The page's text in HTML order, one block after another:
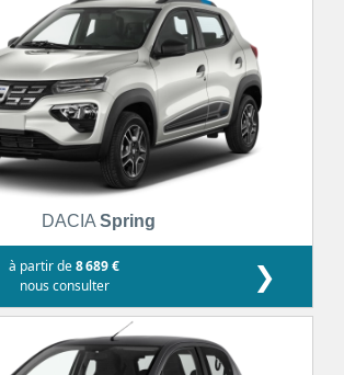
DACIA Spring
à partir de8 689 €
nous consulter
❯